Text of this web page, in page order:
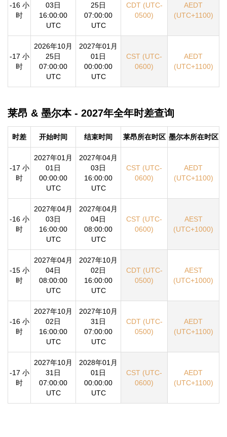
-16 小
时
03日
16:00:00
UTC
25日
07:00:00
UTC
CDT (UTC-
0500)
AEDT
(UTC+1100)
-17 小
时
2026年10月
25日
07:00:00
UTC
2027年01月
01日
00:00:00
UTC
CST (UTC-
0600)
AEDT
(UTC+1100)
莱昂 & 墨尔本 - 2027年全年时差查询
时差 开始时间 结束时间 莱昂所在时区 墨尔本所在时区
-17 小
时
2027年01月
01日
00:00:00
UTC
2027年04月
03日
16:00:00
UTC
CST (UTC-
0600)
AEDT
(UTC+1100)
-16 小
时
2027年04月
03日
16:00:00
UTC
2027年04月
04日
08:00:00
UTC
CST (UTC-
0600)
AEST
(UTC+1000)
-15 小
时
2027年04月
04日
08:00:00
UTC
2027年10月
02日
16:00:00
UTC
CDT (UTC-
0500)
AEST
(UTC+1000)
-16 小
时
2027年10月
02日
16:00:00
UTC
2027年10月
31日
07:00:00
UTC
CDT (UTC-
0500)
AEDT
(UTC+1100)
-17 小
时
2027年10月
31日
07:00:00
UTC
2028年01月
01日
00:00:00
UTC
CST (UTC-
0600)
AEDT
(UTC+1100)